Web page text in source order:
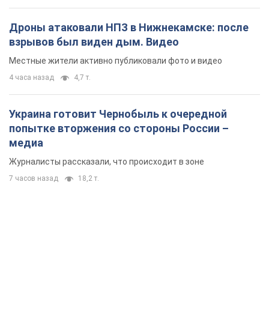
Дроны атаковали НПЗ в Нижнекамске: после
взрывов был виден дым. Видео
Местные жители активно публиковали фото и видео
4 часа назад 4,7 т.
Украина готовит Чернобыль к очередной
попытке вторжения со стороны России –
медиа
Журналисты рассказали, что происходит в зоне
7 часов назад 18,2 т.